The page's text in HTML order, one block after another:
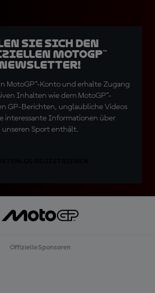
Sie sich den
MotoGP™
Newsletter!
MotoGP™-Konto und erhalte Zugang
Inhalten wie dem MotoGP™-
GP-Berichten, unglaubliche Videos
interessante Informationen über
unseren Sport enthält.
Offizielle Sponsoren